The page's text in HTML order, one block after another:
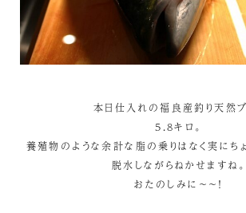
本日仕入れの福良産釣り天然ブ
5.8キロ。
養殖物のような余計な脂の乗りはなく実にち
脱水しながらねかせますね。
おたのしみに～～！